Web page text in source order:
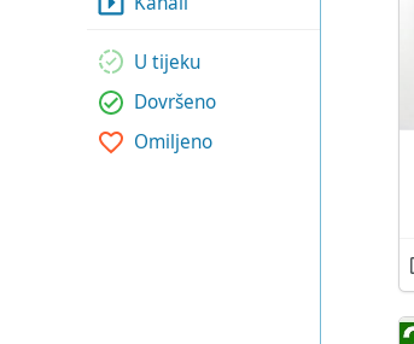
U tijeku
Dovršeno
Omiljeno